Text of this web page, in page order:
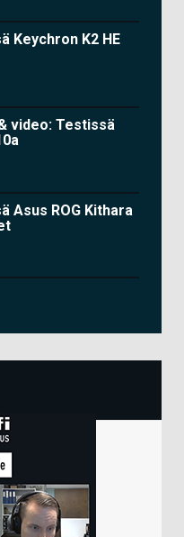
Keychron K2 HE
video: Testissä
Asus ROG Kithara